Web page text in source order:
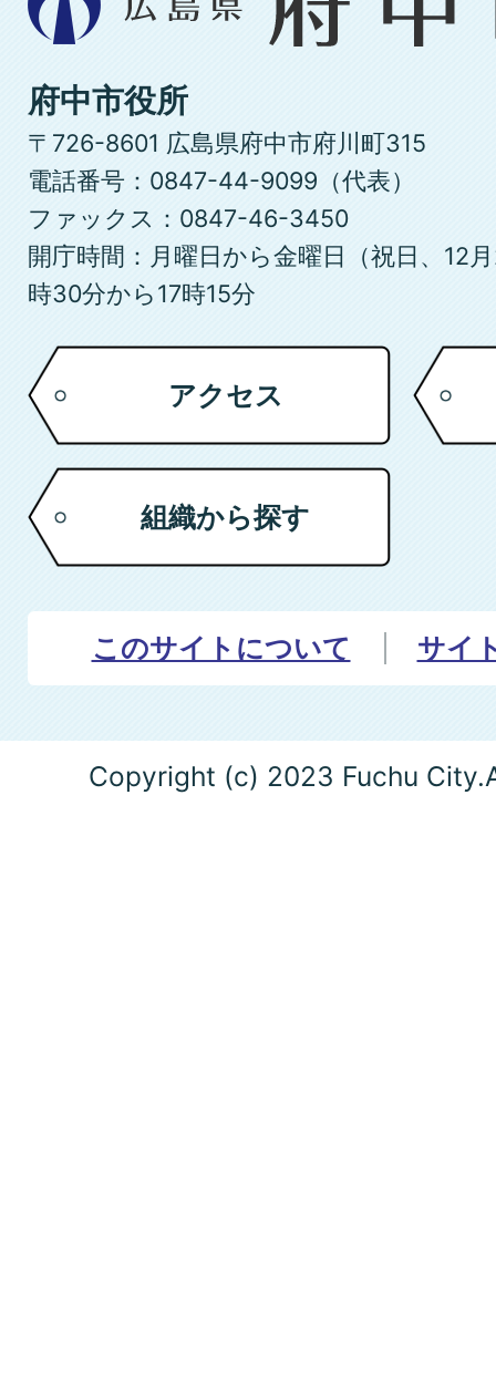
島
県
府
中
市
府中市役所
〒726-8601 広島県府中市府川町315
電話番号：0847-44-9099（代表）
ファックス：0847-46-3450
開庁時間：月曜日から金曜日（祝日、12
時30分から17時15分
アクセス
組織から探す
このサイトについて サイ
Copyright (c) 2023 Fuchu